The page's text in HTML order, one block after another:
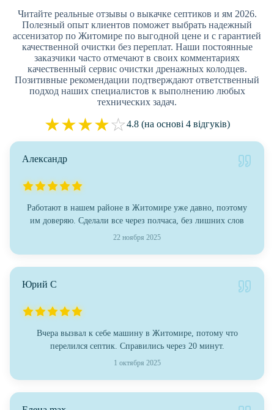
Читайте реальные отзывы о выкачке септиков и ям 2026.
Полезный опыт клиентов поможет выбрать надежный
ассенизатор по Житомире по выгодной цене и с гарантией
качественной очистки без переплат. Наши постоянные
заказчики часто отмечают в своих комментариях
качественный сервис очистки дренажных колодцев.
Позитивные рекомендации подтверждают ответственный
подход наших специалистов к выполнению любых
технических задач.
★★★★☆4.8 (на основі 4 відгуків)
Александр
Работают в нашем районе в Житомире уже давно, поэтому
им доверяю. Сделали все через полчаса, без лишних слов
22 ноября 2025
Юрий С
Вчера вызвал к себе машину в Житомире, потому что
перелился септик. Справились через 20 минут.
1 октября 2025